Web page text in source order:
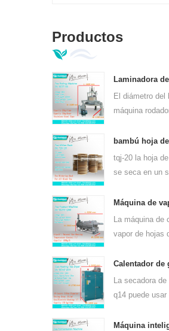
Productos
El diámetro del
máquina
550 mm, altura
productividad
tqj-20 la hoja
se seca en un
inoxidable, se
para todo tipo
La máquina de
vapor de hojas
q80 puede
muchos tipos
el té verde, el
La secadora
q14 puede
puede secar